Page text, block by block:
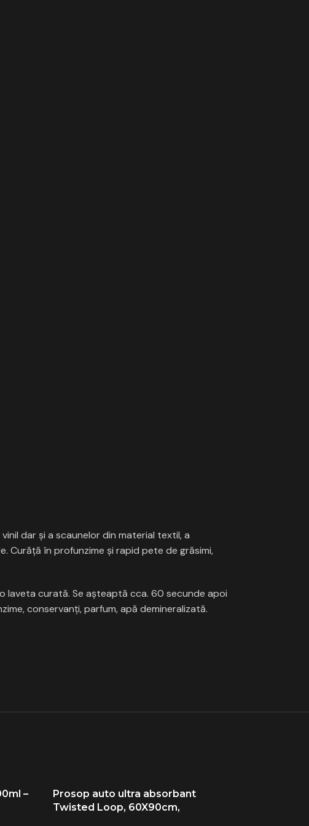
dar şi a scaunelor din material textil, a
Curăţă în profunzime şi rapid pete de grăsimi,
laveta curată. Se așteaptă cca. 60 secunde apoi
conservanți, parfum, apă demineralizată.
–
Prosop auto ultra absorbant
Twisted Loop, 60X90cm,